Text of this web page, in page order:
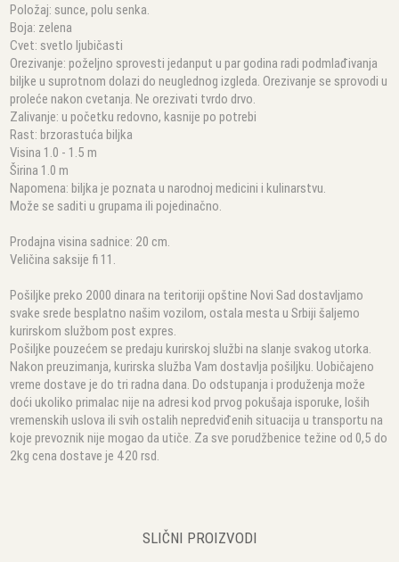
Položaj: sunce, polu senka.
Boja: zelena
Cvet: svetlo ljubičasti
Orezivanje: poželjno sprovesti jedanput u par godina radi podmlađivanja
biljke u suprotnom dolazi do neuglednog izgleda. Orezivanje se sprovodi u
proleće nakon cvetanja. Ne orezivati tvrdo drvo.
Zalivanje: u početku redovno, kasnije po potrebi
Rast: brzorastuća biljka
Visina 1.0 - 1.5 m
Širina 1.0 m
Napomena: biljka je poznata u narodnoj medicini i kulinarstvu.
Može se saditi u grupama ili pojedinačno.
Prodajna visina sadnice: 20 cm.
Veličina saksije fi 11.
Pošiljke preko 2000 dinara na teritoriji opštine Novi Sad dostavljamo
svake srede besplatno našim vozilom, ostala mesta u Srbiji šaljemo
kurirskom službom post expres.
Pošiljke pouzećem se predaju kurirskoj službi na slanje svakog utorka.
Nakon preuzimanja, kurirska služba Vam dostavlja pošiljku. Uobičajeno
vreme dostave je do tri radna dana. Do odstupanja i produženja može
doći ukoliko primalac nije na adresi kod prvog pokušaja isporuke, loših
vremenskih uslova ili svih ostalih nepredviđenih situacija u transportu na
koje prevoznik nije mogao da utiče. Za sve porudžbenice težine od 0,5 do
2kg cena dostave je 420 rsd.
SLIČNI PROIZVODI